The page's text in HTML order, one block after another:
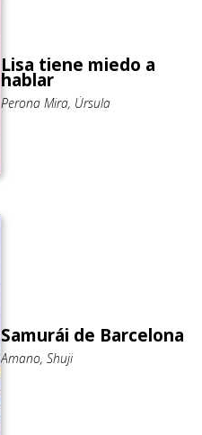
Lisa tiene miedo a
hablar
Perona Mira, Úrsula
Samurái de Barcelona
Amano, Shuji